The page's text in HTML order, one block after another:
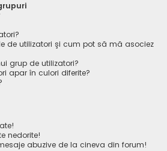
de utilizatori şi cum pot să mă asociez
grup de utilizatori?
apar în culori diferite?
nedorite!
abuzive de la cineva din forum!